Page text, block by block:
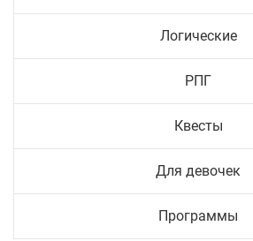
Логические
РПГ
Квесты
Для девочек
Программы